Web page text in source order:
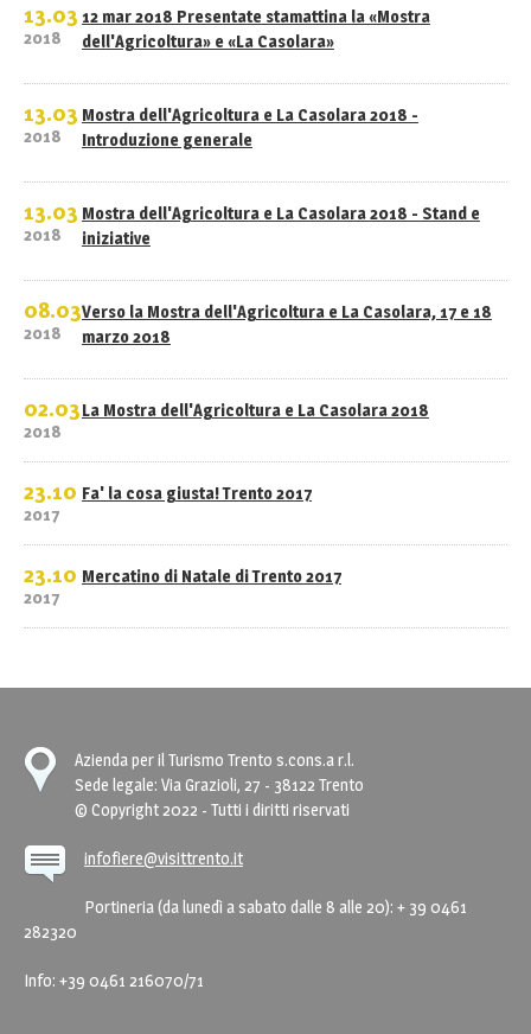
13.03
2018
12 mar 2018 Presentate stamattina la «Mostra
dell'Agricoltura» e «La Casolara»
13.03
2018
Mostra dell'Agricoltura e La Casolara 2018 -
Introduzione generale
13.03
2018
Mostra dell'Agricoltura e La Casolara 2018 - Stand e
iniziative
08.03
2018
Verso la Mostra dell'Agricoltura e La Casolara, 17 e 18
marzo 2018
02.03
2018
La Mostra dell'Agricoltura e La Casolara 2018
23.10
2017
Fa' la cosa giusta! Trento 2017
23.10
2017
Mercatino di Natale di Trento 2017
Azienda per il Turismo Trento s.cons.a r.l.
Sede legale: Via Grazioli, 27 - 38122 Trento
© Copyright 2022 - Tutti i diritti riservati
infofiere@visittrento.it
Portineria (da lunedì a sabato dalle 8 alle 20): + 39 0461
282320
Info: +39 0461 216070/71